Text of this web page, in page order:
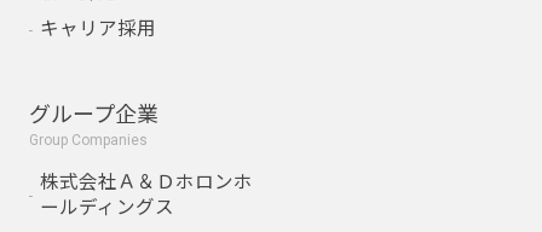
キャリア採用
グループ企業
Group Companies
株式会社Ａ＆Ｄホロンホ
ールディングス